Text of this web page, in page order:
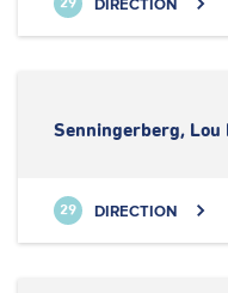
29 DIRECTION
Senningerberg, Lou
29 DIRECTION